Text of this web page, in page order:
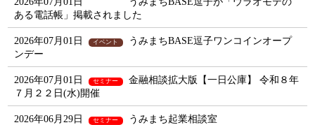
ある電話帳」掲載されました
2026年07月01日 イベント
うみまちBASE逗子ワンコインオープ
ンデー
2026年07月01日 セミナー
金融相談拡大版【一日公庫】 令和８年
７月２２日(水)開催
2026年06月29日 セミナー うみまち起業相談室